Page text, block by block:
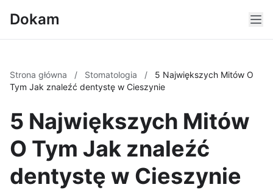
Dokam
Strona główna / Stomatologia /
5 Największych Mitów O
Tym Jak znaleźć dentystę w Cieszynie
5 Największych Mitów
O Tym Jak znaleźć
dentystę w Cieszynie